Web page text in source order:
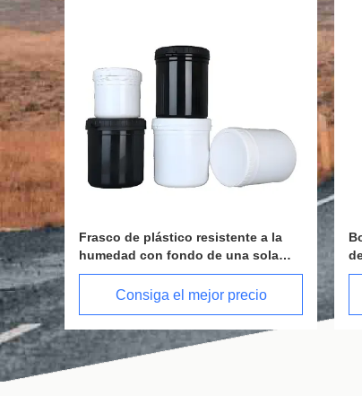
resistente a la
de una sola
reciclable para
precio
Botella de PET para bebidas y
de calidad alimentaria de 500 ml
capacidad con tapa hermética
tornilloConsiga el mejor precio